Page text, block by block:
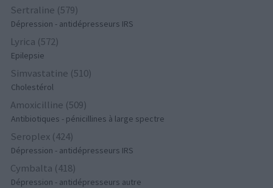
Sertraline (579)
Dépression - antidépresseurs IRS
Lyrica (572)
Epilepsie
Simvastatine (510)
Cholestérol
Amoxicilline (509)
Antibiotiques - pénicillines à large spectre
Seroplex (424)
Dépression - antidépresseurs IRS
Cymbalta (418)
Dépression - antidépresseurs autre